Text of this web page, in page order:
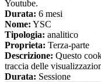
Youtube.
Durata: 6 mesi
Nome: YSC
Tipologia: analitico
Proprieta: Terza-parte
Descrizione: Questo
traccia delle
Durata: Sessione